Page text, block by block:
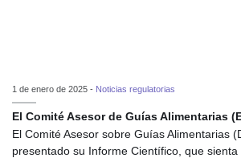
1 de enero de 2025 - Noticias regulatorias
El Comité Asesor de Guías Alimentarias
El Comité Asesor sobre Guías Alimentarias
presentado su Informe Científico, que